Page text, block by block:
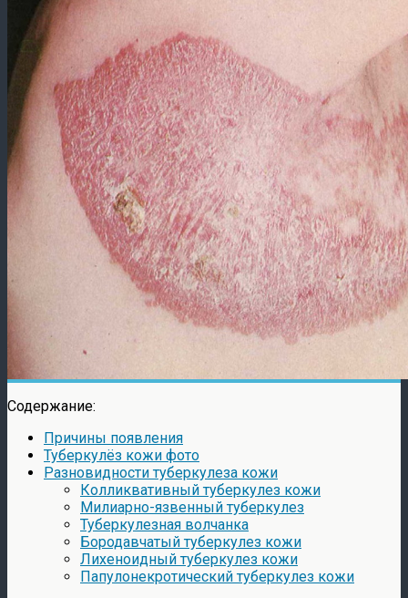
Содержание:
Причины появления
Туберкулёз кожи фото
Разновидности туберкулеза кожи
Колликвативный туберкулез кожи
Милиарно-язвенный туберкулез
Туберкулезная волчанка
Бородавчатый туберкулез кожи
Лихеноидный туберкулез кожи
Папулонекротический туберкулез кожи